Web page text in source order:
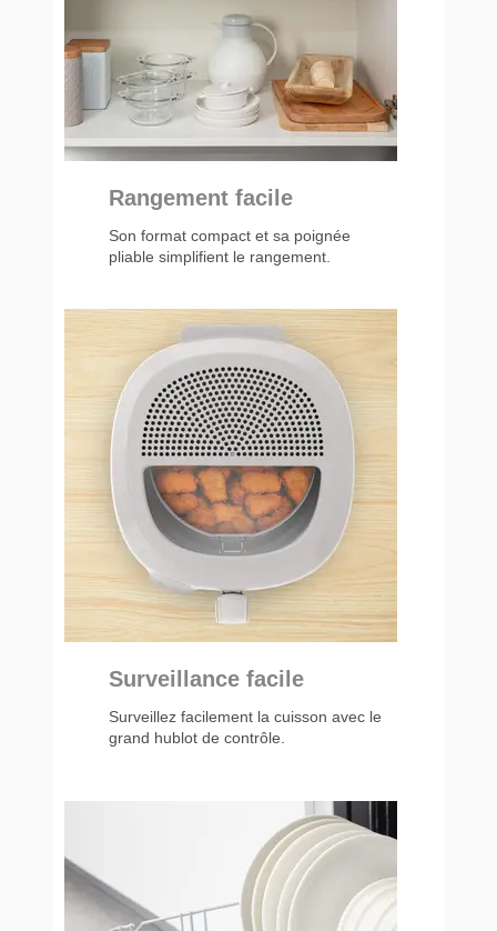
Rangement facile
Son format compact et sa poignée
pliable simplifient le rangement.
Surveillance facile
Surveillez facilement la cuisson avec le
grand hublot de contrôle.